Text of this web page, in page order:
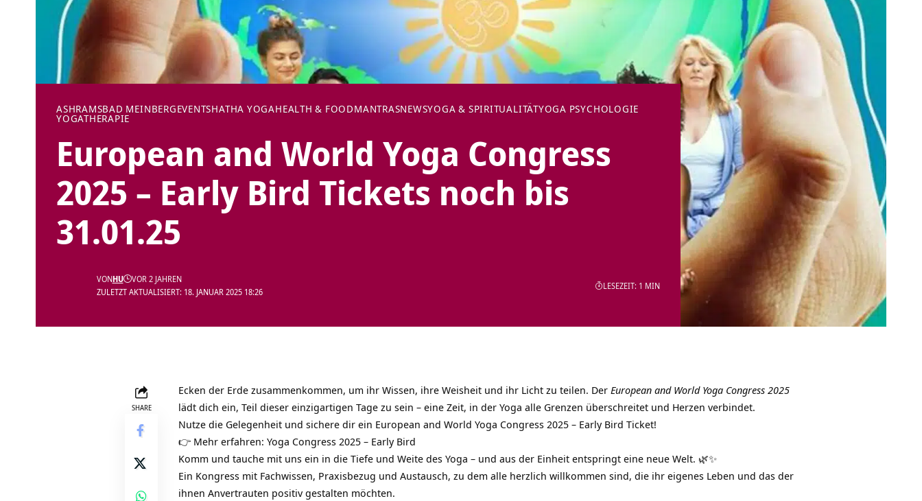
ASHRAMSBAD MEINBERGEVENTSHATHA YOGAHEALTH & FOODMANTRASNEWSYOGA & SPIRITUALITÄTYOGA PSYCHOLOGIE
YOGATHERAPIE
European and World Yoga Congress
2025 – Early Bird Tickets noch bis
31.01.25
ZULETZT AKTUALISIERT: 18. JANUAR 2025 18:26
VONHU VOR 2 JAHREN
LESEZEIT: 1 MIN
SHARE
Ecken der Erde zusammenkommen, um ihr Wissen, ihre Weisheit und ihr Licht zu teilen. Der European and World Yoga Congress 2025
lädt dich ein, Teil dieser einzigartigen Tage zu sein – eine Zeit, in der Yoga alle Grenzen überschreitet und Herzen verbindet.
Nutze die Gelegenheit und sichere dir ein European and World Yoga Congress 2025 – Early Bird Ticket!
👉 Mehr erfahren: Yoga Congress 2025 – Early Bird
Komm und tauche mit uns ein in die Tiefe und Weite des Yoga – und aus der Einheit entspringt eine neue Welt. 🌿✨
Ein Kongress mit Fachwissen, Praxisbezug und Austausch, zu dem alle herzlich willkommen sind, die ihr eigenes Leben und das der
ihnen Anvertrauten positiv gestalten möchten.